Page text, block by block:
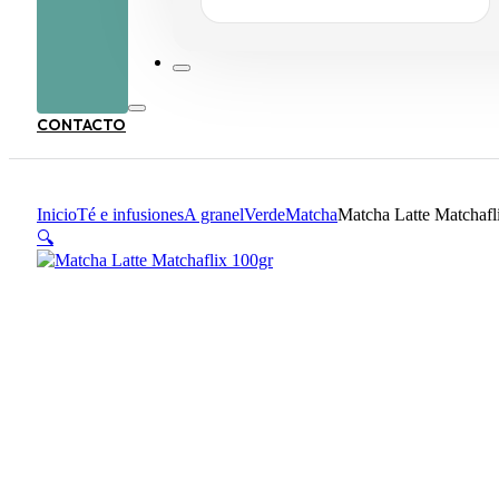
CONTACTO
InicioTé e infusionesA granelVerdeMatchaMatcha Latte
🔍